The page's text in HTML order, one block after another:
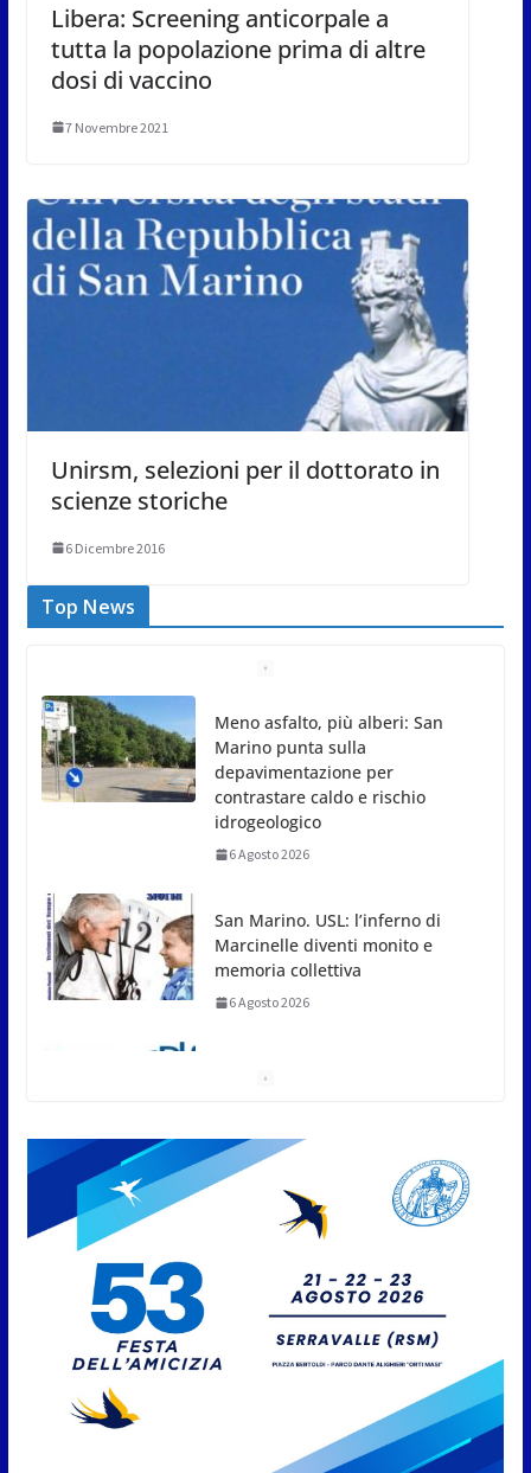
Libera: Screening anticorpale a
tutta la popolazione prima di altre
dosi di vaccino
7 Novembre 2021
Unirsm, selezioni per il dottorato in
scienze storiche
6 Dicembre 2016
Top News
Meno asfalto, più alberi: San
Marino punta sulla
depavimentazione per
contrastare caldo e rischio
idrogeologico
6 Agosto 2026
San Marino. USL: l’inferno di
Marcinelle diventi monito e
memoria collettiva
6 Agosto 2026
approvato
6 Agosto 2026
Protezione Civile San Marino.
della fase preliminare di
preallarme, dal 3 al 9 agosto
6 Agosto 2026
“San Marino Antiqua –
Leggende e storie del Titano”:
l’inequivocabile successo di